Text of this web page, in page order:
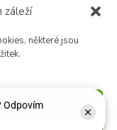
záleží
některé jsou